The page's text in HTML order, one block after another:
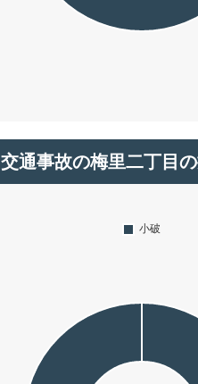
交通事故の梅里二丁目